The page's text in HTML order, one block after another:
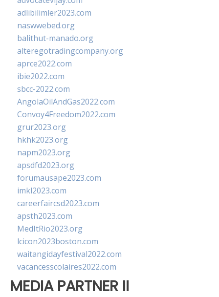
adlibilimler2023.com
naswwebed.org
balithut-manado.org
alteregotradingcompany.org
aprce2022.com
ibie2022.com
sbcc-2022.com
AngolaOilAndGas2022.com
Convoy4Freedom2022.com
grur2023.org
hkhk2023.org
napm2023.org
apsdfd2023.org
forumausape2023.com
imkl2023.com
careerfaircsd2023.com
apsth2023.com
MedItRio2023.org
lcicon2023boston.com
waitangidayfestival2022.com
vacancesscolaires2022.com
MEDIA PARTNER II